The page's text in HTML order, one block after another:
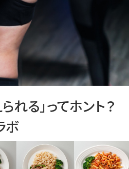
れる」ってホント？
ボ